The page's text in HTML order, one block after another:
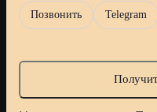
Позвонить Telegram